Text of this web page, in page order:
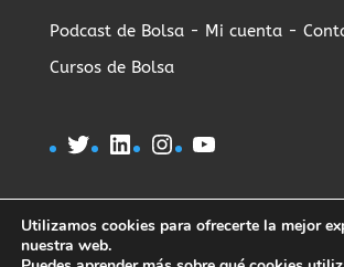
Podcast de Bolsa - Mi cuenta -
Cursos de Bolsa
TwitterLinkedIn
Instagram
YouTube
Utilizamos cookies para ofrecerte la mejor
nuestra web.